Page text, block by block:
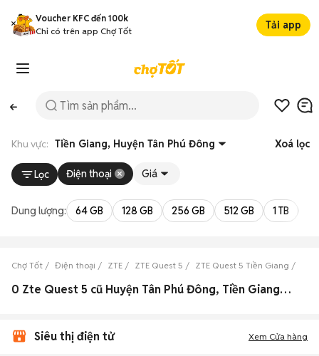
Voucher KFC đến 100k
Chỉ có trên app Chợ Tốt
Tải app
Khu vực: Tiền Giang, Huyện Tân Phú Đông Xoá lọc
Lọc Điện thoại Giá
Dung lượng: 64 GB 128 GB 256 GB 512 GB 1 TB
Chợ Tốt Điện thoại ZTE ZTE Quest 5 ZTE Quest 5 Tiền Giang
0 Zte Quest 5 cũ Huyện Tân Phú Đông, Tiền Giang đẹp
Siêu thị điện tử Xem Cửa hàng